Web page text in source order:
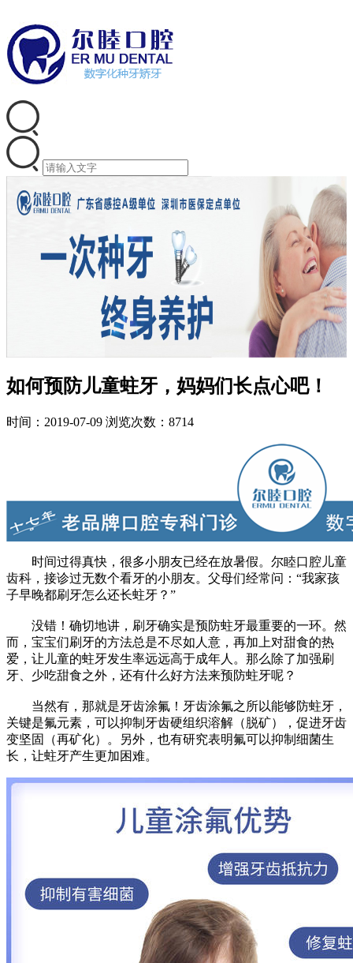
如何预防儿童蛀牙，妈妈们长点心吧！
时间：2019-07-09 浏览次数：8714
时间过得真快，很多小朋友已经在放暑假。 尔睦口腔儿童
齿科，接诊过无数个看牙的小朋友。父母们经常问：“我家孩
子早晚都刷牙怎么还长蛀牙？”
没错！确切地讲，刷牙确实是预防蛀牙最重要的一环。然
而，宝宝们刷牙的方法总是不尽如人意，再加上对甜食的热
爱，让儿童的蛀牙发生率远远高于成年人。那么除了加强刷
牙、少吃甜食之外，还有什么好方法来预防蛀牙呢？
当然有，那就是牙齿涂氟！牙齿涂氟之所以能够防蛀牙，
关键是氟元素，可以抑制牙齿硬组织溶解（脱矿），促进牙齿
变坚固（再矿化）。另外，也有研究表明氟可以抑制细菌生
长，让蛀牙产生更加困难。